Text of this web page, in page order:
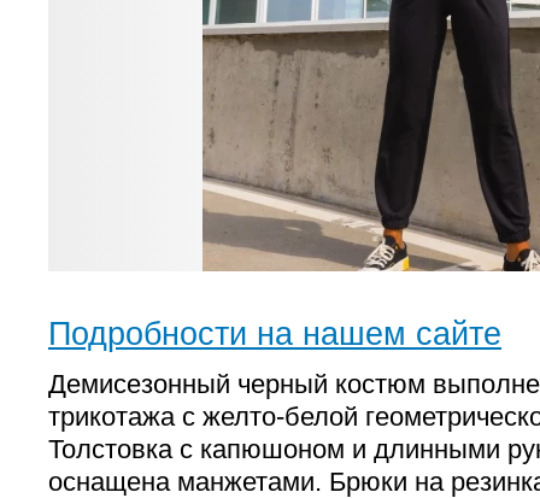
Подробности на нашем сайте
Демисезонный черный костюм
трикотажа с желто-белой
Толстовка с капюшоном и длинными
оснащена манжетами. Брюки на